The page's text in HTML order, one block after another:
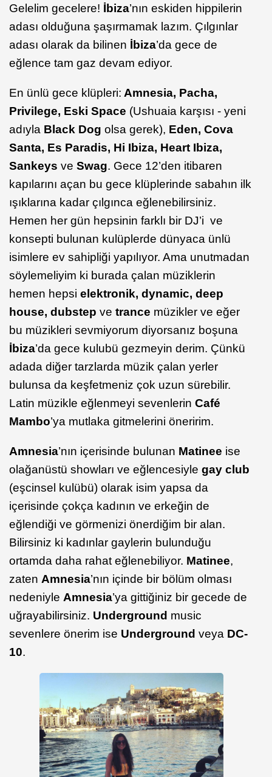
Gelelim gecelere! İbiza’nın eskiden hippilerin
adası olduğuna şaşırmamak lazım. Çılgınlar
adası olarak da bilinen İbiza’da gece de
eğlence tam gaz devam ediyor.
En ünlü gece klüpleri: Amnesia, Pacha,
Privilege, Eski Space (Ushuaia karşısı - yeni
adıyla Black Dog olsa gerek), Eden, Cova
Santa, Es Paradis, Hi Ibiza, Heart Ibiza,
Sankeys ve Swag. Gece 12’den itibaren
kapılarını açan bu gece klüplerinde sabahın ilk
ışıklarına kadar çılgınca eğlenebilirsiniz.
Hemen her gün hepsinin farklı bir DJ’i ve
konsepti bulunan kulüplerde dünyaca ünlü
isimlere ev sahipliği yapılıyor. Ama unutmadan
söylemeliyim ki burada çalan müziklerin
hemen hepsi elektronik, dynamic, deep
house, dubstep ve trance müzikler ve eğer
bu müzikleri sevmiyorum diyorsanız boşuna
İbiza’da gece kulubü gezmeyin derim. Çünkü
adada diğer tarzlarda müzik çalan yerler
bulunsa da keşfetmeniz çok uzun sürebilir.
Latin müzikle eğlenmeyi sevenlerin Café
Mambo’ya mutlaka gitmelerini öneririm.
Amnesia’nın içerisinde bulunan Matinee ise
olağanüstü showları ve eğlencesiyle gay club
(eşcinsel kulübü) olarak isim yapsa da
içerisinde çokça kadının ve erkeğin de
eğlendiği ve görmenizi önerdiğim bir alan.
Bilirsiniz ki kadınlar gaylerin bulunduğu
ortamda daha rahat eğlenebiliyor. Matinee,
zaten Amnesia’nın içinde bir bölüm olması
nedeniyle Amnesia’ya gittiğiniz bir gecede de
uğrayabilirsiniz. Underground music
sevenlere önerim ise Underground veya DC-
10.